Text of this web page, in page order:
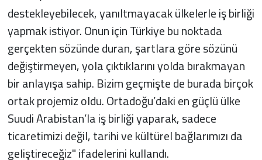
destekleyebilecek, yanıltmayacak ülkelerle iş birliği
yapmak istiyor. Onun için Türkiye bu noktada
gerçekten sözünde duran, şartlara göre sözünü
değiştirmeyen, yola çıktıklarını yolda bırakmayan
bir anlayışa sahip. Bizim geçmişte de burada birçok
ortak projemiz oldu. Ortadoğu’daki en güçlü ülke
Suudi Arabistan’la iş birliği yaparak, sadece
ticaretimizi değil, tarihi ve kültürel bağlarımızı da
geliştireceğiz" ifadelerini kullandı.